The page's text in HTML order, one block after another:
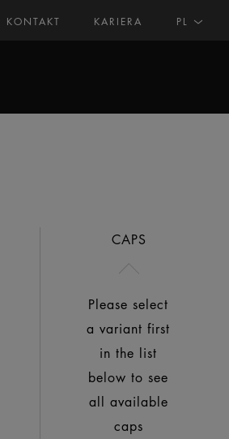
KONTAKT KARIERA PL
CAPS
Please select
a variant first
in the list
below to see
all available
caps